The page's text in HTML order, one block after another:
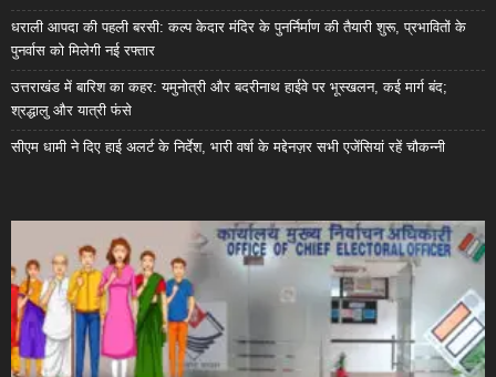
धराली आपदा की पहली बरसी: कल्प केदार मंदिर के पुनर्निर्माण की तैयारी शुरू, प्रभावितों के
पुनर्वास को मिलेगी नई रफ्तार
उत्तराखंड में बारिश का कहर: यमुनोत्री और बदरीनाथ हाईवे पर भूस्खलन, कई मार्ग बंद;
श्रद्धालु और यात्री फंसे
सीएम धामी ने दिए हाई अलर्ट के निर्देश, भारी वर्षा के मद्देनज़र सभी एजेंसियां रहें चौकन्नी